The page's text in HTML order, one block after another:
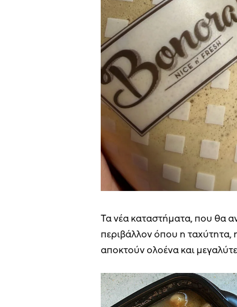
Τα νέα καταστήματα, που θα
περιβάλλον όπου η ταχύτητα,
αποκτούν ολοένα και